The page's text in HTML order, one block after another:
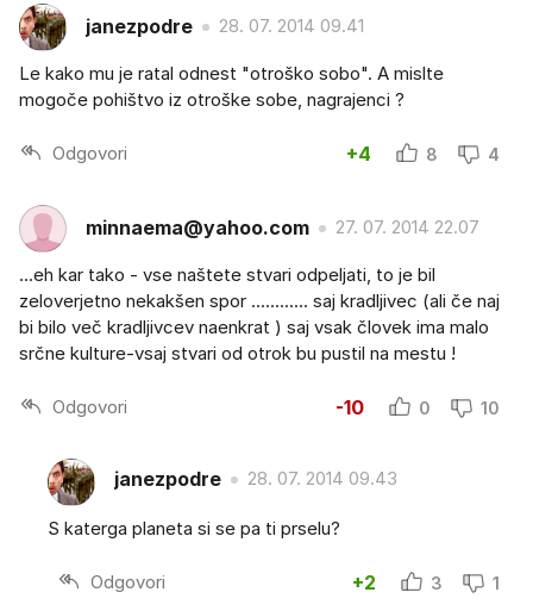
janezpodre 28. 07. 2014 09.41
Le kako mu je ratal odnest "otroško sobo". A mislte
mogoče pohištvo iz otroške sobe, nagrajenci ?
Odgovori +4 8 4
minnaema@yahoo.com 27. 07. 2014 22.07
...eh kar tako - vse naštete stvari odpeljati, to je bil
zeloverjetno nekakšen spor ............ saj kradljivec (ali če naj
bi bilo več kradljivcev naenkrat ) saj vsak človek ima malo
srčne kulture-vsaj stvari od otrok bu pustil na mestu !
Odgovori -10 0 10
janezpodre 28. 07. 2014 09.43
S katerga planeta si se pa ti prselu?
Odgovori +2 3 1